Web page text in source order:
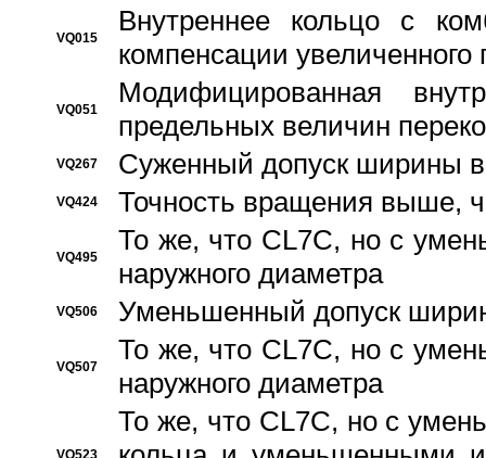
VQ015
Bнутреннее кольцо с
компенсации увеличенного
VQ051
Модифицированная
предельных величин
VQ267 Суженный допуск ширины
VQ424 Точность вращения выше,
VQ495
То же, что CL7C, но с
наружного диаметра
VQ506 Уменьшенный допуск
VQ507
То же, что CL7C, но с
наружного диаметра
VQ523
То же, что CL7C, но с